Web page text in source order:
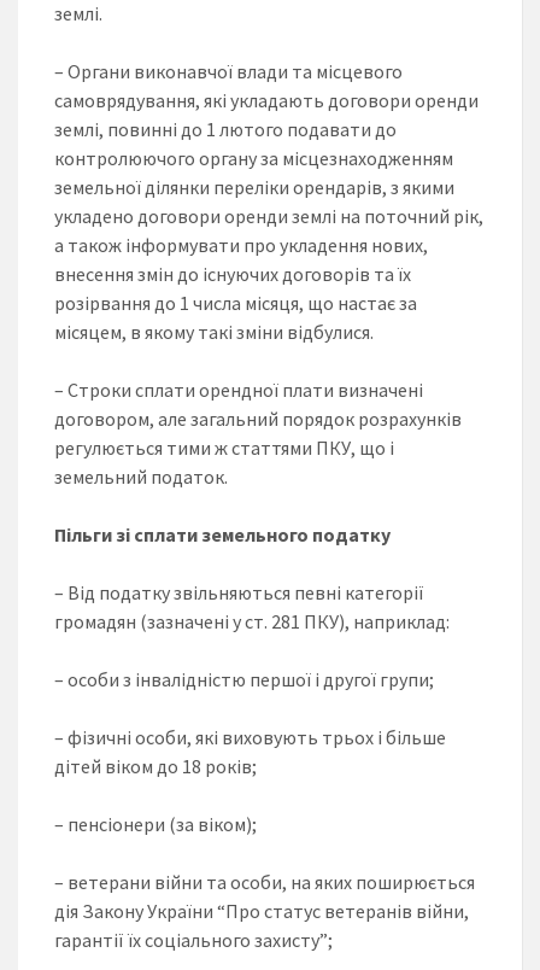
землі.
– Органи виконавчої влади та місцевого
самоврядування, які укладають договори оренди
землі, повинні до 1 лютого подавати до
контролюючого органу за місцезнаходженням
земельної ділянки переліки орендарів, з якими
укладено договори оренди землі на поточний рік,
а також інформувати про укладення нових,
внесення змін до існуючих договорів та їх
розірвання до 1 числа місяця, що настає за
місяцем, в якому такі зміни відбулися.
– Строки сплати орендної плати визначені
договором, але загальний порядок розрахунків
регулюється тими ж статтями ПКУ, що і
земельний податок.
Пільги зі сплати земельного податку
– Від податку звільняються певні категорії
громадян (зазначені у ст. 281 ПКУ), наприклад:
– особи з інвалідністю першої і другої групи;
– фізичні особи, які виховують трьох і більше
дітей віком до 18 років;
– пенсіонери (за віком);
– ветерани війни та особи, на яких поширюється
дія Закону України “Про статус ветеранів війни,
гарантії їх соціального захисту”;